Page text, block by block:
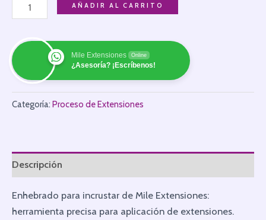
AÑADIR AL CARRITO
Mile Extensiones Online
¿Asesoría? ¡Escríbenos!
Categoría: Proceso de Extensiones
Descripción
Enhebrado para incrustar de Mile Extensiones:
herramienta precisa para aplicación de extensiones.